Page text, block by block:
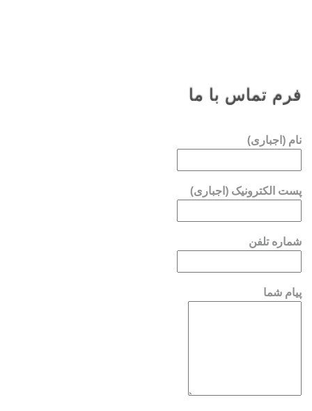
فرم تماس با ما
نام (اجباری)
پست الکترونیک (اجباری)
شماره تلفن
پیام شما